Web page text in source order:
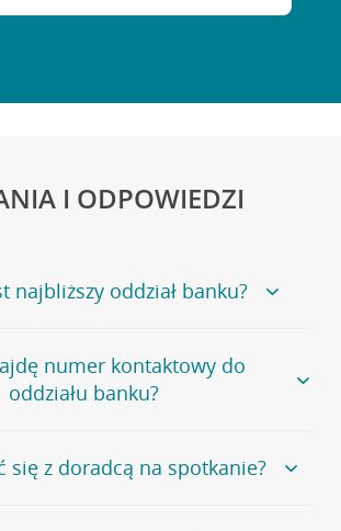
I ODPOWIEDZI
najbliższy oddział banku?
naszego banku, zapraszamy na
bankomaty, na której znajduje się
numer kontaktowy do
oddziału banku?
nie udostępnia ogólnego numeru
bankowej.
się z doradcą na spotkanie?